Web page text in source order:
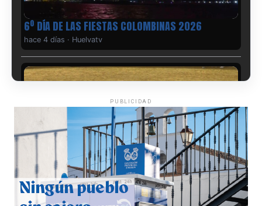
6º DÍA DE LAS FIESTAS COLOMBINAS 2026
hace 4 días · Huelvatv
QUINTA CORRIDA DE LAS FIESTAS COLOMBINAS
2026
hace 5 días·Huelvatv
PUBLICIDAD